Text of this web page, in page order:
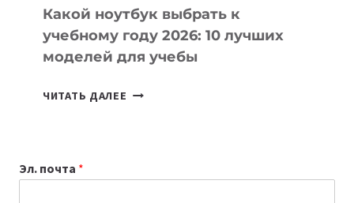
Какой ноутбук выбрать к
учебному году 2026: 10 лучших
моделей для учебы
ЧИТАТЬ ДАЛЕЕ КАКОЙ
Эл. почта *